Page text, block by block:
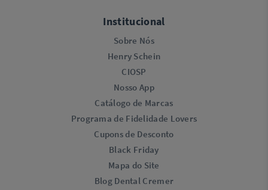
Institucional
Sobre Nós
Henry Schein
CIOSP
Nosso App
Catálogo de Marcas
Programa de Fidelidade Lovers​
Cupons de Desconto
Black Friday
Mapa do Site
Blog Dental Cremer